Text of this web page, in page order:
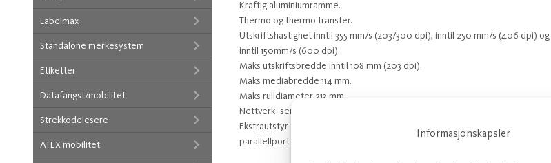
Labelmax
Standalone merkesystem
Etiketter
Datafangst/mobilitet
Strekkodelesere
ATEX mobilitet
Kraftig aluminiumramme.
Thermo og thermo transfer.
Utskriftshastighet inntil 355 mm/s (203/300 dpi), inntil 250 mm/s (406 dpi) og
inntil 150mm/s (600 dpi).
Maks utskriftsbredde inntil 108 mm (203 dpi).
Maks mediabredde 114 mm.
Maks rulldiameter 213 mm.
Nettverk- serie- og USB interface som standard.
Ekstrautstyr som intern oppruller, dispenseringsenhet, present sensor (LTS),
parallellport (IEEE 1284) og saks/cutter er tilgjengelig på forespørsel.
Informasjonskapsler